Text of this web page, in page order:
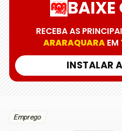
BAIXE
RECEBA AS
ARARAQUARAEM
INSTALAR
Emprego